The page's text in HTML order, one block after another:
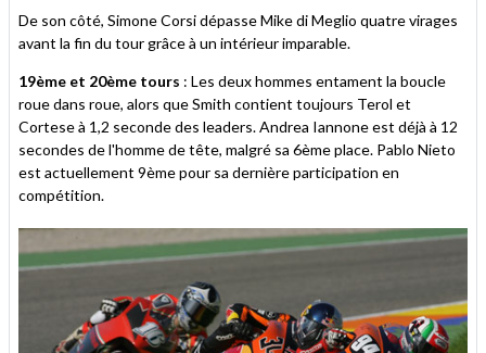
De son côté, Simone Corsi dépasse Mike di Meglio quatre virages
avant la fin du tour grâce à un intérieur imparable.
19ème et 20ème tours : Les deux hommes entament la boucle
roue dans roue, alors que Smith contient toujours Terol et
Cortese à 1,2 seconde des leaders. Andrea Iannone est déjà à 12
secondes de l'homme de tête, malgré sa 6ème place. Pablo Nieto
est actuellement 9ème pour sa dernière participation en
compétition.